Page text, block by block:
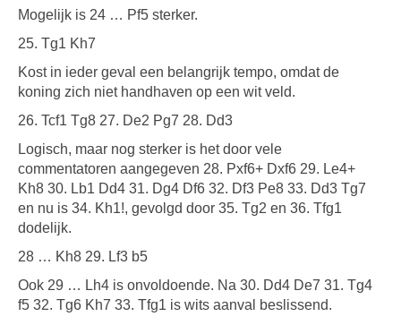
Mogelijk is 24 … Pf5 sterker.
25. Tg1 Kh7
Kost in ieder geval een belangrijk tempo, omdat de
koning zich niet handhaven op een wit veld.
26. Tcf1 Tg8 27. De2 Pg7 28. Dd3
Logisch, maar nog sterker is het door vele
commentatoren aangegeven 28. Pxf6+ Dxf6 29. Le4+
Kh8 30. Lb1 Dd4 31. Dg4 Df6 32. Df3 Pe8 33. Dd3 Tg7
en nu is 34. Kh1!, gevolgd door 35. Tg2 en 36. Tfg1
dodelijk.
28 … Kh8 29. Lf3 b5
Ook 29 … Lh4 is onvoldoende. Na 30. Dd4 De7 31. Tg4
f5 32. Tg6 Kh7 33. Tfg1 is wits aanval beslissend.